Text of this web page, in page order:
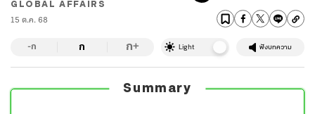
GLOBAL AFFAIRS
15 ต.ค. 68
-ก ก ก+ Light ฟังบทความ
Summary